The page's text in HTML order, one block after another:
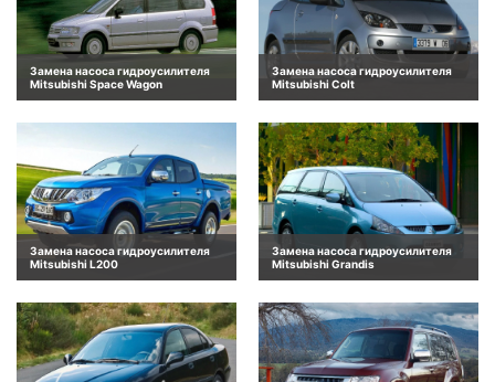
Замена насоса гидроусилителя
Mitsubishi Space Wagon
Замена насоса гидроусилителя
Mitsubishi Colt
Замена насоса гидроусилителя
Mitsubishi L200
Замена насоса гидроусилителя
Mitsubishi Grandis